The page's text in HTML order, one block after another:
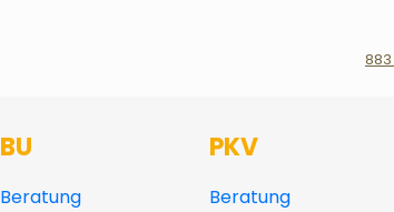
883
BU
Beratung
PKV
Beratung